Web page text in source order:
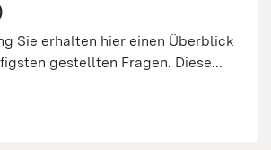
Sie erhalten hier einen Überblick
gestellten Fragen. Diese...